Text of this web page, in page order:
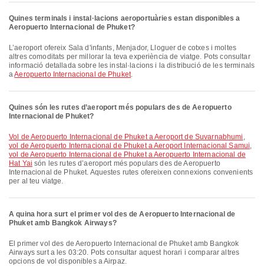
Quines terminals i instal·lacions aeroportuàries estan disponibles a
Aeropuerto Internacional de Phuket?
L’aeroport ofereix Sala d'infants, Menjador, Lloguer de cotxes i moltes
altres comoditats per millorar la teva experiència de viatge. Pots consultar
informació detallada sobre les instal·lacions i la distribució de les terminals
aAeropuerto Internacional de Phuket.
Quines són les rutes d’aeroport més populars des de Aeropuerto
Internacional de Phuket?
vol de Aeropuerto Internacional de Phuket a Aeroport de Suvarnabhumi ,
vol de Aeropuerto Internacional de Phuket a Aeroport Internacional Samui,
vol de Aeropuerto Internacional de Phuket a Aeropuerto Internacional de
Hat Yai són les rutes d’aeroport més populars des de Aeropuerto
Internacional de Phuket. Aquestes rutes ofereixen connexions convenients
per al teu viatge.
A quina hora surt el primer vol des de Aeropuerto Internacional de
Phuket amb Bangkok Airways?
El primer vol des de Aeropuerto Internacional de Phuket amb Bangkok
Airways surt a les 03:20. Pots consultar aquest horari i comparar altres
opcions de vol disponibles a Airpaz.